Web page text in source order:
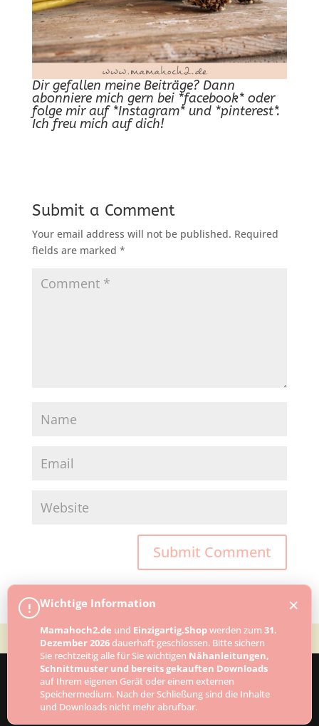
Dir gefallen meine Beiträge? Dann
abonniere mich gern bei *facebook*oder
folge mir auf *Instagram*und *pinterest*.
Ich freu mich auf dich!
Submit a Comment
Your email address will not be published. Required
fields are marked *
Designed byElegant Themes| Powered by
WordPress
! Wichtige Information
Mamahoch2.de und Einzigartig.Shopwerden zum 31.
Dezember 2026dauerhaft geschlossen. Bitte sichern
Sie rechtzeitig alle für Sie wichtigen Nähanleitungen,
Schnittmuster und bereits gekauften Downloads
auf Ihrem eigenen Gerät oder einem externen
Speichermedium. Nach der Schließung sind die Inhalte
und Downloads nicht mehr abrufbar.
×